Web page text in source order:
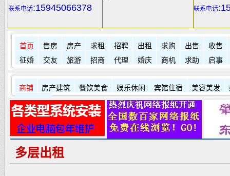
联系电话:15945066378 联系电话
首页 售房 房产 求租 招聘 出租 求购 出售
收售
征婚
交友 旅游 招商 代理 婚庆 商机 求助 启事
商铺 房产建筑 餐饮美食 娱乐休闲 宾馆住宿 美容美发
其它店铺
多层出租